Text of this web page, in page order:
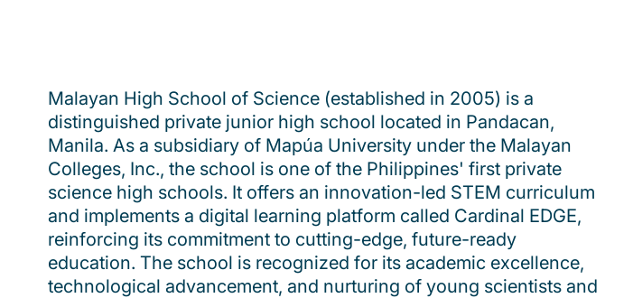
Malayan High School of Science (established in 2005) is a
distinguished private junior high school located in Pandacan,
Manila. As a subsidiary of Mapúa University under the Malayan
Colleges, Inc., the school is one of the Philippines' first private
science high schools. It offers an innovation-led STEM curriculum
and implements a digital learning platform called Cardinal EDGE,
reinforcing its commitment to cutting-edge, future-ready
education. The school is recognized for its academic excellence,
technological advancement, and nurturing of young scientists and